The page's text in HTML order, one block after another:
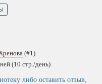
(#1)
(10 стр./день)
либо оставить отзыв,